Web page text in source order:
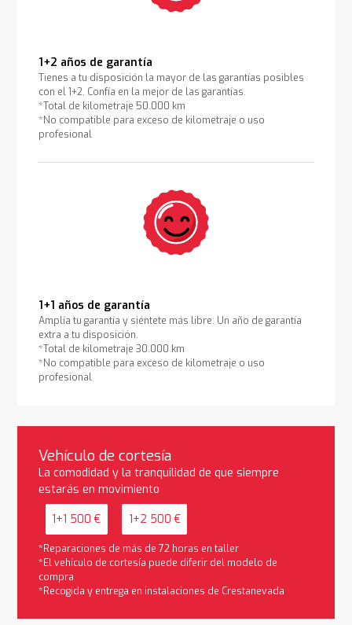
1+2 años de garantía
Tienes a tu disposición la mayor de las garantías posibles
con el 1+2. Confía en la mejor de las garantías.
*Total de kilometraje 50.000 km
*No compatible para exceso de kilometraje o uso
profesional
1+1 años de garantía
Amplía tu garantía y siéntete más libre. Un año de garantía
extra a tu disposición.
*Total de kilometraje 30.000 km
*No compatible para exceso de kilometraje o uso
profesional
Vehículo de cortesía
La comodidad y la tranquilidad de que siempre
estarás en movimiento
1+1 500 € 1+2 500 €
*Reparaciones de más de 72 horas en taller
*El vehículo de cortesía puede diferir del modelo de
compra
*Recogida y entrega en instalaciones de Crestanevada